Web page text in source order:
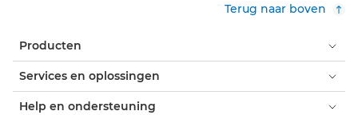
Terug naar boven
Producten
Services en oplossingen
Help en ondersteuning